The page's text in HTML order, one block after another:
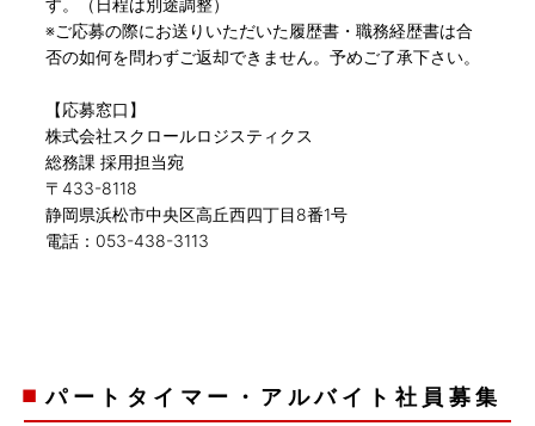
す。（日程は別途調整）
※ご応募の際にお送りいただいた履歴書・職務経歴書は合
否の如何を問わずご返却できません。予めご了承下さい。
【応募窓口】
株式会社スクロールロジスティクス
総務課 採用担当宛
〒433-8118
静岡県浜松市中央区高丘西四丁目8番1号
電話：053-438-3113
パートタイマー・アルバイト社員募集